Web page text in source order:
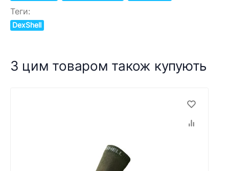
Теги:
DexShell
З цим товаром також купують